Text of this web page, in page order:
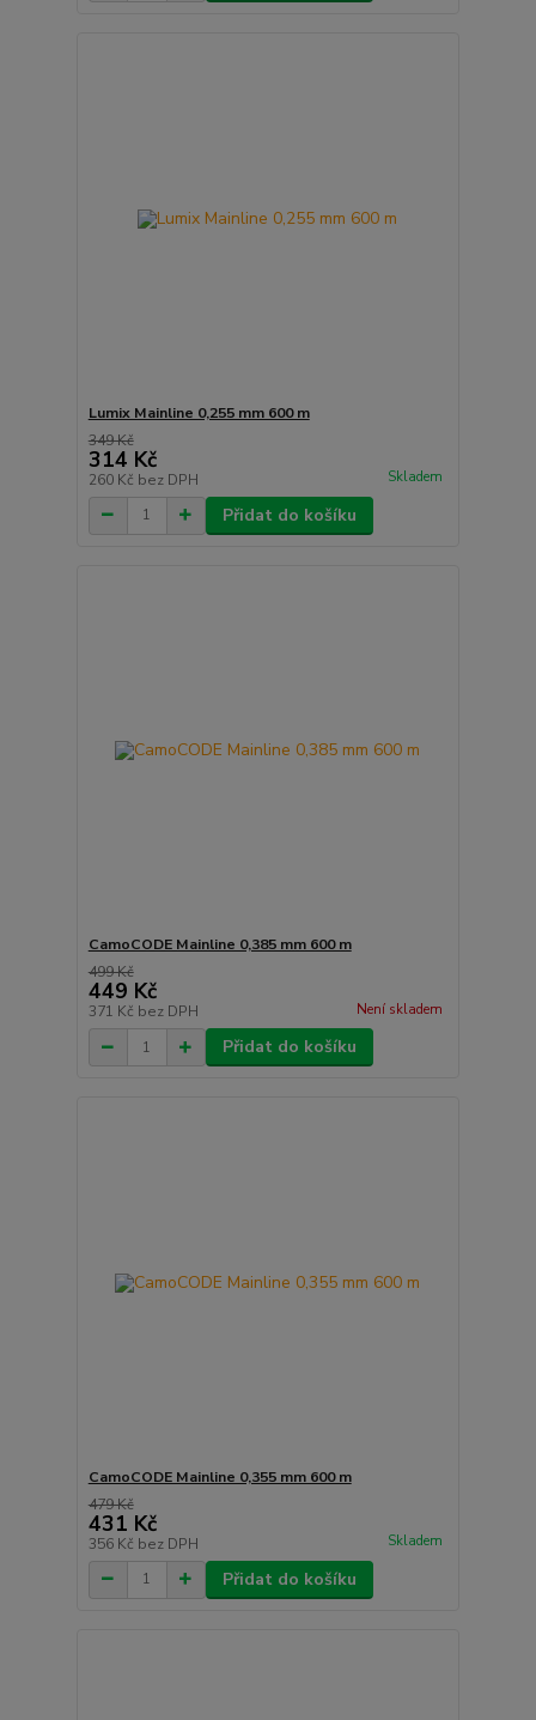
Lumix Mainline 0,255 mm 600 m
349 Kč
314 Kč
260 Kč bez DPH Skladem
Přidat do košíku
CamoCODE Mainline 0,385 mm 600 m
499 Kč
449 Kč
371 Kč bez DPH Není skladem
Přidat do košíku
CamoCODE Mainline 0,355 mm 600 m
479 Kč
431 Kč
356 Kč bez DPH Skladem
Přidat do košíku